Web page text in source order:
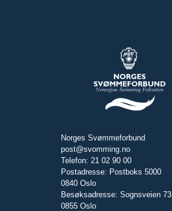
Norges Svømmeforbund
post@svomming.no
Telefon: 21 02 90 00
Postadresse: Postboks 5000
0840 Oslo
Besøksadresse: Sognsveien 73
0855 Oslo